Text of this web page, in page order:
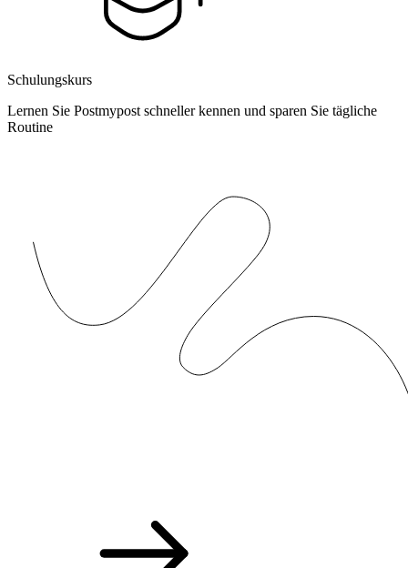
Schulungskurs
Lernen Sie Postmypost schneller kennen und sparen Sie tägliche
Routine